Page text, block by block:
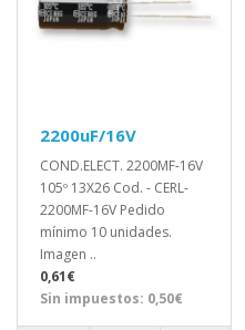
2200uF/16V
COND.ELECT. 2200MF-16V
105º 13X26 Cod. - CERL-
2200MF-16V Pedido
mínimo 10 unidades.
Imagen ..
0,61€
Sin impuestos: 0,50€